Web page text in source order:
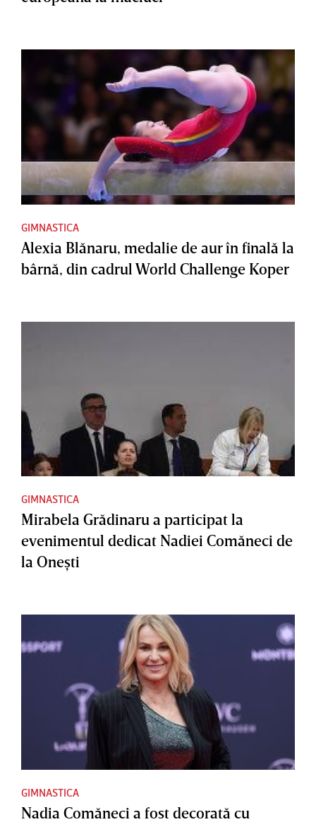
GIMNASTICA
Alexia Blănaru, medalie de aur în finală la
bârnă, din cadrul World Challenge Koper
GIMNASTICA
Mirabela Grădinaru a participat la
evenimentul dedicat Nadiei Comăneci de
la Oneşti
GIMNASTICA
Nadia Comăneci a fost decorată cu